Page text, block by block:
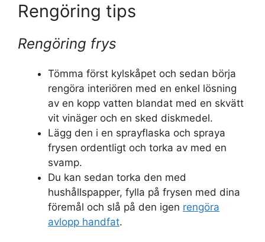
Rengöring tips
Rengöring frys
Tömma först kylskåpet och sedan börja
rengöra interiören med en enkel lösning
av en kopp vatten blandat med en skvätt
vit vinäger och en sked diskmedel.
Lägg den i en sprayflaska och spraya
frysen ordentligt och torka av med en
svamp.
Du kan sedan torka den med
hushållspapper, fylla på frysen med dina
föremål och slå på den igen rengöra
avlopp handfat.